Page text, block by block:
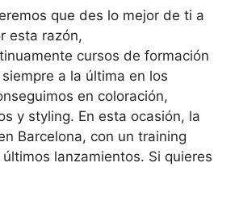
que des lo mejor de ti a
esta razón,
cursos de formación
a la última en los
en coloración,
y styling. En esta ocasión, la
Barcelona, con un training
lanzamientos. Si quieres